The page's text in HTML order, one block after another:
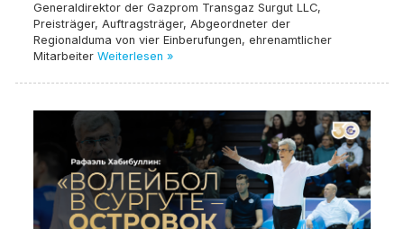
Generaldirektor der Gazprom Transgaz Surgut LLC,
Preisträger, Auftragsträger, Abgeordneter der
Regionalduma von vier Einberufungen, ehrenamtlicher
Mitarbeiter Weiterlesen »